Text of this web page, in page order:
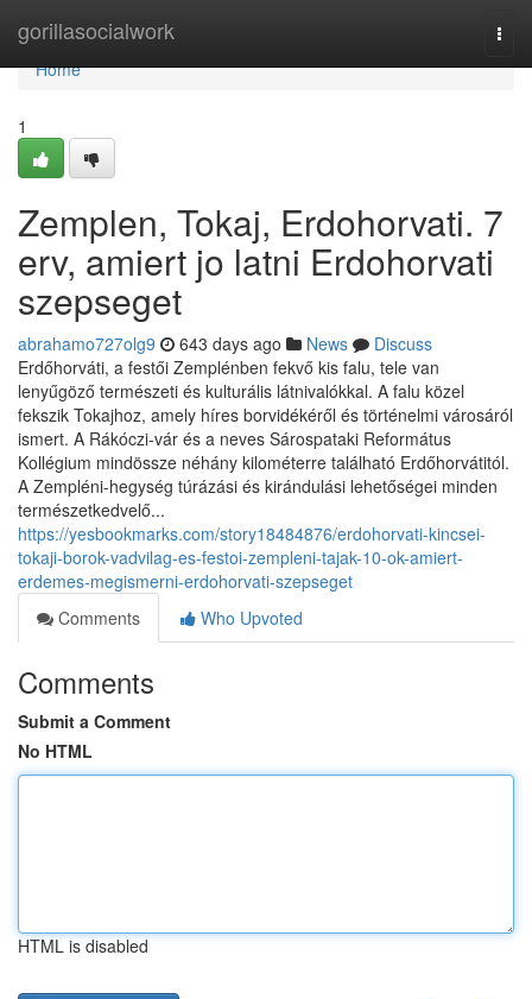
gorillasocialwork
Home
Home
1
Zemplen, Tokaj, Erdohorvati. 7
erv, amiert jo latni Erdohorvati
szepseget
abrahamo727olg9 643 days ago News
Discuss
Erdőhorváti, a festői Zemplénben fekvő kis falu, tele van
lenyűgöző természeti és kulturális látnivalókkal. A falu közel
fekszik Tokajhoz, amely híres borvidékéről és történelmi városáról
ismert. A Rákóczi-vár és a neves Sárospataki Református
Kollégium mindössze néhány kilométerre található Erdőhorvátitól.
A Zempléni-hegység túrázási és kirándulási lehetőségei minden
természetkedvelő...
https://yesbookmarks.com/story18484876/erdohorvati-kincsei-
tokaji-borok-vadvilag-es-festoi-zempleni-tajak-10-ok-amiert-
erdemes-megismerni-erdohorvati-szepseget
Comments
Who Upvoted
Comments
Submit a Comment
No HTML
HTML is disabled